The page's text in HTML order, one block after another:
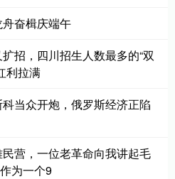
奋楫庆端午
招，四川招生人数最多的“双
利拉满
当众开炮，俄罗斯经济正陷
营，一位老革命向我讲起毛
为一个9